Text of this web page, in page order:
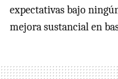
expectativas bajo
mejora sustancial en